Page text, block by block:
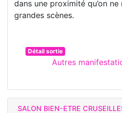
dans une proximité qu’on
grandes scènes.
Détail sortie
Autres
SALON BIEN-ETRE